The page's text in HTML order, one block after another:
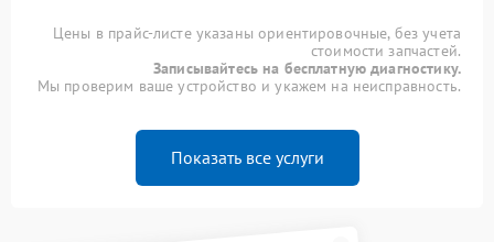
Цены в прайс-листе указаны ориентировочные, без учета
стоимости запчастей.
Записывайтесь на бесплатную диагностику.
Мы проверим ваше устройство и укажем на неисправность.
Показать все услуги